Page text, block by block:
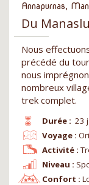
Annapurnas,
Du
Nous
précédé du
nous
nombreux
trek complet.
Durée : 23
Niveau :
Voyage :
Confort :
Activité :